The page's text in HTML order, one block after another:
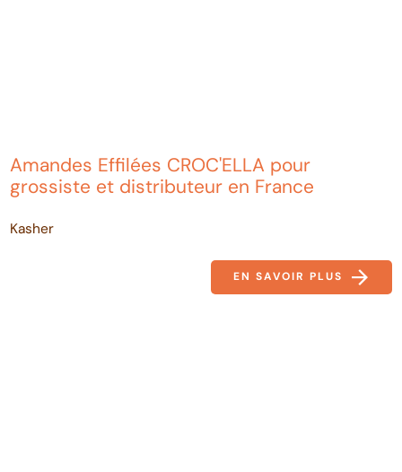
Amandes Effilées CROC'ELLA pour
grossiste et distributeur en France
Kasher
EN SAVOIR PLUS